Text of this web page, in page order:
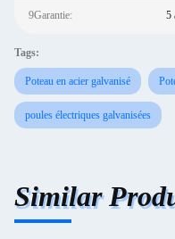
9Garantie: 5
Tags:
Poteau en acier galvanisé
poules électriques galvanisées
Similar